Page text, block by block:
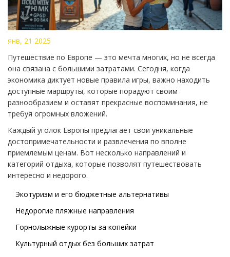
янв, 21 2025
Путешествие по Европе — это мечта многих, но не всегда
она связана с большими затратами. Сегодня, когда
экономика диктует новые правила игры, важно находить
доступные маршруты, которые порадуют своим
разнообразием и оставят прекрасные воспоминания, не
требуя огромных вложений.
Каждый уголок Европы предлагает свои уникальные
достопримечательности и развлечения по вполне
приемлемым ценам. Вот несколько направлений и
категорий отдыха, которые позволят путешествовать
интересно и недорого.
Экотуризм и его бюджетные альтернативы
Недорогие пляжные направления
Горнолыжные курорты за копейки
Культурный отдых без больших затрат